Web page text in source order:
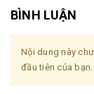
BÌNH LUẬN
Nội dung này
đầu tiên của bạn.